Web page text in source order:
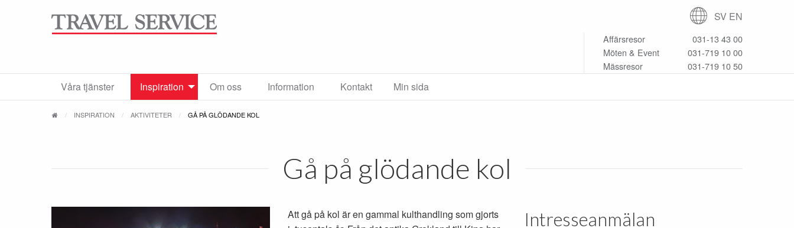
SV EN
Affärsresor
031-13 43 00
Möten & Event
031-719 10 00
Mässresor
031-719 10 50
Våra tjänster Inspiration Om oss Information Kontakt Min sida
INSPIRATION AKTIVITETER GÅ PÅ GLÖDANDE KOL
Gå på glödande kol
Att gå på kol är en gammal kulthandling som gjorts
Intresseanmälan